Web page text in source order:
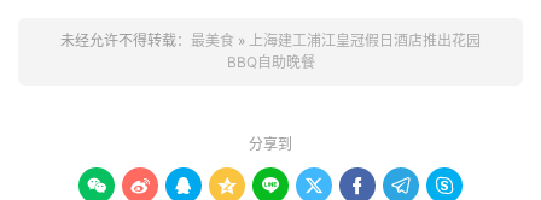
未经允许不得转载： 最美食 » 上海建工浦江皇冠假日酒店推出花园
BBQ自助晚餐
分享到
        